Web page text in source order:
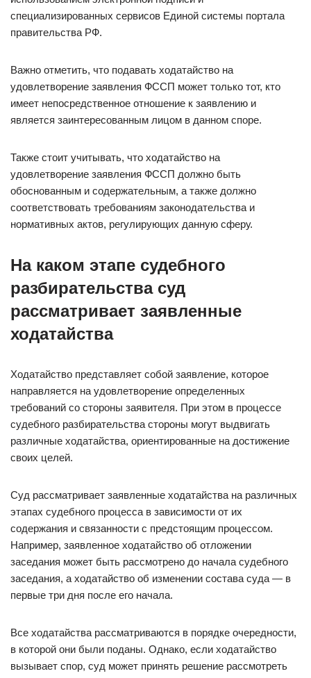
специализированных сервисов Единой системы портала
правительства РФ.
Важно отметить, что подавать ходатайство на
удовлетворение заявления ФССП может только тот, кто
имеет непосредственное отношение к заявлению и
является заинтересованным лицом в данном споре.
Также стоит учитывать, что ходатайство на
удовлетворение заявления ФССП должно быть
обоснованным и содержательным, а также должно
соответствовать требованиям законодательства и
нормативных актов, регулирующих данную сферу.
На каком этапе судебного
разбирательства суд
рассматривает заявленные
ходатайства
Ходатайство представляет собой заявление, которое
направляется на удовлетворение определенных
требований со стороны заявителя. При этом в процессе
судебного разбирательства стороны могут выдвигать
различные ходатайства, ориентированные на достижение
своих целей.
Суд рассматривает заявленные ходатайства на различных
этапах судебного процесса в зависимости от их
содержания и связанности с предстоящим процессом.
Например, заявленное ходатайство об отложении
заседания может быть рассмотрено до начала судебного
заседания, а ходатайство об изменении состава суда — в
первые три дня после его начала.
Все ходатайства рассматриваются в порядке очередности,
в которой они были поданы. Однако, если ходатайство
вызывает спор, суд может принять решение рассмотреть